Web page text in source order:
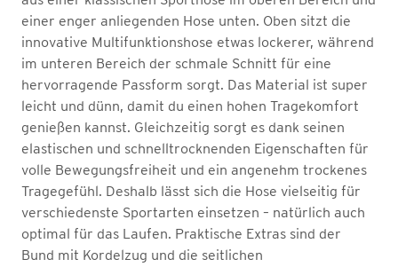
einer enger anliegenden Hose unten. Oben sitzt die
innovative Multifunktionshose etwas lockerer, während
im unteren Bereich der schmale Schnitt für eine
hervorragende Passform sorgt. Das Material ist super
leicht und dünn, damit du einen hohen Tragekomfort
genießen kannst. Gleichzeitig sorgt es dank seinen
elastischen und schnelltrocknenden Eigenschaften für
volle Bewegungsfreiheit und ein angenehm trockenes
Tragegefühl. Deshalb lässt sich die Hose vielseitig für
verschiedenste Sportarten einsetzen – natürlich auch
optimal für das Laufen. Praktische Extras sind der
Bund mit Kordelzug und die seitlichen